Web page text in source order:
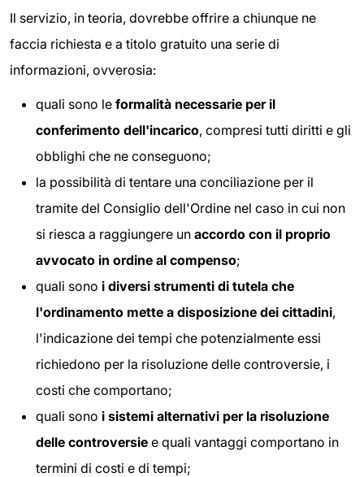
Il servizio, in teoria, dovrebbe offrire a chiunque ne
faccia richiesta e a titolo gratuito una serie di
informazioni, ovverosia:
quali sono le formalità necessarie per il
conferimento dell'incarico, compresi tutti diritti e gli
obblighi che ne conseguono;
la possibilità di tentare una conciliazione per il
tramite del Consiglio dell'Ordine nel caso in cui non
si riesca a raggiungere un accordo con il proprio
avvocato in ordine al compenso;
quali sono i diversi strumenti di tutela che
l'ordinamento mette a disposizione dei cittadini,
l'indicazione dei tempi che potenzialmente essi
richiedono per la risoluzione delle controversie, i
costi che comportano;
quali sono i sistemi alternativi per la risoluzione
delle controversie e quali vantaggi comportano in
termini di costi e di tempi;